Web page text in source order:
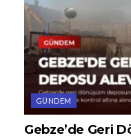
GÜNDEM
Gebze’de Geri